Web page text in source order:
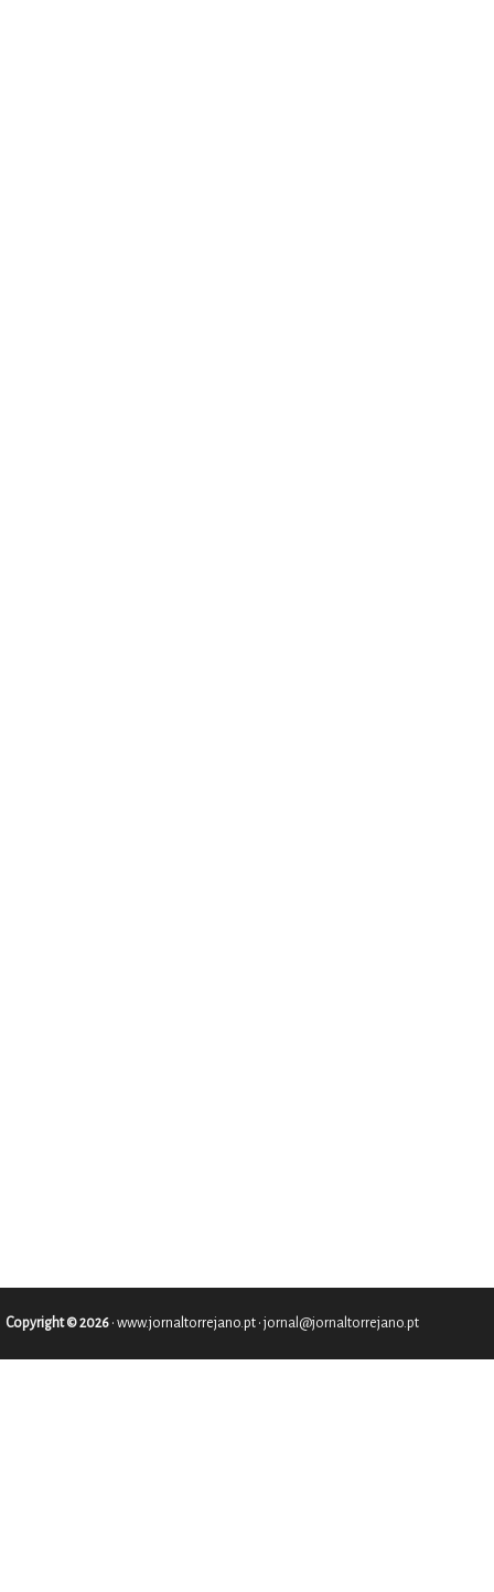
Copyright © 2026 • www.jornaltorrejano.pt • jornal@jornaltorrejano.pt